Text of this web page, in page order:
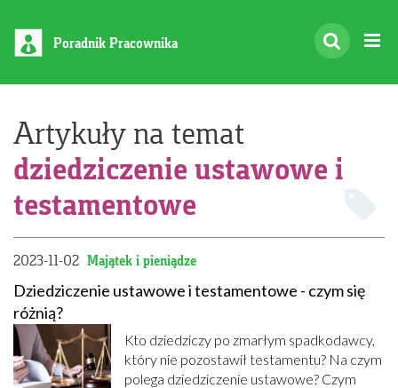
Poradnik Pracownika
Artykuły na temat
dziedziczenie ustawowe i
testamentowe
2023-11-02 Majątek i pieniądze
Dziedziczenie ustawowe i testamentowe - czym się
różnią?
Kto dziedziczy po zmarłym spadkodawcy,
który nie pozostawił testamentu? Na czym
polega dziedziczenie ustawowe? Czym